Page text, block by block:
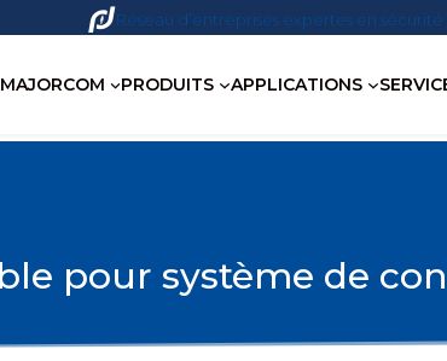
Réseau d’entreprises expertes en
MAJORCOM PRODUITS APPLICATIONS
pour système de